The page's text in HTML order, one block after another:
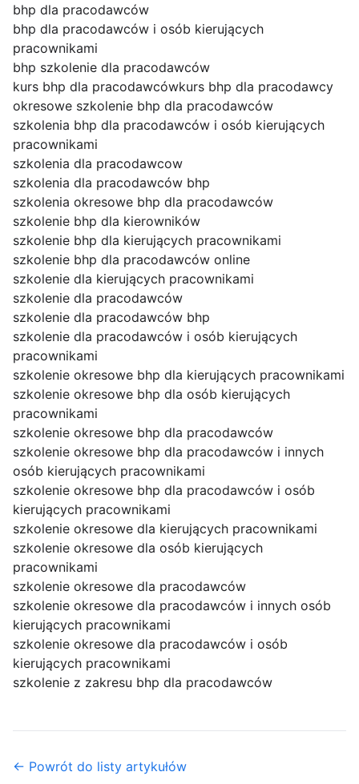
bhp dla pracodawców
bhp dla pracodawców i osób kierujących
pracownikami
bhp szkolenie dla pracodawców
kurs bhp dla pracodawcówkurs bhp dla pracodawcy
okresowe szkolenie bhp dla pracodawców
szkolenia bhp dla pracodawców i osób kierujących
pracownikami
szkolenia dla pracodawcow
szkolenia dla pracodawców bhp
szkolenia okresowe bhp dla pracodawców
szkolenie bhp dla kierowników
szkolenie bhp dla kierujących pracownikami
szkolenie bhp dla pracodawców online
szkolenie dla kierujących pracownikami
szkolenie dla pracodawców
szkolenie dla pracodawców bhp
szkolenie dla pracodawców i osób kierujących
pracownikami
szkolenie okresowe bhp dla kierujących pracownikami
szkolenie okresowe bhp dla osób kierujących
pracownikami
szkolenie okresowe bhp dla pracodawców
szkolenie okresowe bhp dla pracodawców i innych
osób kierujących pracownikami
szkolenie okresowe bhp dla pracodawców i osób
kierujących pracownikami
szkolenie okresowe dla kierujących pracownikami
szkolenie okresowe dla osób kierujących
pracownikami
szkolenie okresowe dla pracodawców
szkolenie okresowe dla pracodawców i innych osób
kierujących pracownikami
szkolenie okresowe dla pracodawców i osób
kierujących pracownikami
szkolenie z zakresu bhp dla pracodawców
← Powrót do listy artykułów